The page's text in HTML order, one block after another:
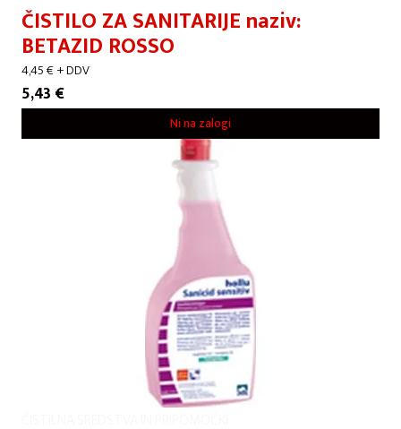
ČISTILO ZA SANITARIJE naziv:
BETAZID ROSSO
4,45€+ DDV
5,43 €
Ni na zalogi